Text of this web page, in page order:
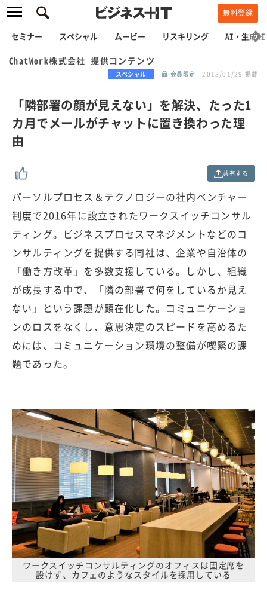
無料登録
セミナー スペシャル ムービー リスキリング AI・生成AI
ChatWork株式会社 提供コンテンツ
スペシャル 会員限定 2018/01/29 掲載
「隣部署の顔が見えない」を解決、たった1
カ月でメールがチャットに置き換わった理
由
共有する
パーソルプロセス＆テクノロジーの社内ベンチャー
制度で2016年に設立されたワークスイッチコンサル
ティング。ビジネスプロセスマネジメントなどのコ
ンサルティングを提供する同社は、企業や自治体の
「働き方改革」を多数支援している。しかし、組織
が成長する中で、「隣の部署で何をしているか見え
ない」という課題が顕在化した。コミュニケーショ
ンのロスをなくし、意思決定のスピードを高めるた
めには、コミュニケーション環境の整備が喫緊の課
題であった。
ワークスイッチコンサルティングのオフィスは固定席を
設けず、カフェのようなスタイルを採用している